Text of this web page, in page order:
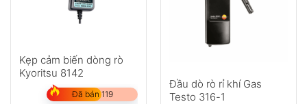
Kẹp cảm biến dòng rò
Kyoritsu 8142
Đã bán 119
Đầu dò rò rỉ khí Gas
Testo 316-1